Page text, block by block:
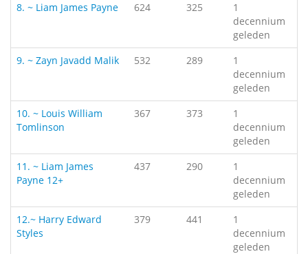
8. ~ Liam James Payne
624 325
1
decennium
geleden
9. ~ Zayn Javadd Malik
532 289
1
decennium
geleden
10. ~ Louis William
Tomlinson
367 373
1
decennium
geleden
11. ~ Liam James
Payne 12+
437 290
1
decennium
geleden
12.~ Harry Edward
Styles
379 441
1
decennium
geleden